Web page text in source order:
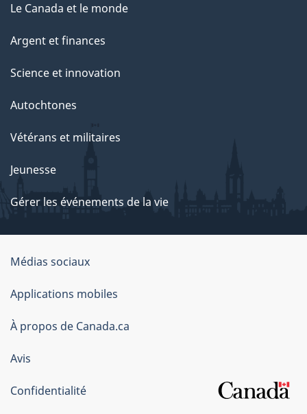
Le Canada et le monde
Argent et finances
Science et innovation
Autochtones
Vétérans et militaires
Jeunesse
Gérer les événements de la vie
Organisation
du
gouvernement
du
Canada
Médias sociaux
Applications mobiles
À propos de Canada.ca
Avis
Confidentialité